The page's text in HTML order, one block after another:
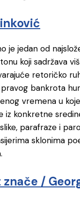
je jedan od
koji sadržava
retoričko
bankrota
vremena u
iz konkretne
parafraze i
sklonima
/